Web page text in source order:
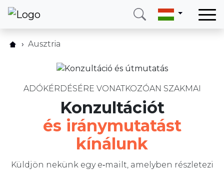
Rólunk
Kapcsolat
Hívjon Bejelentkezés
Hogyan működik?
GYIK
Ausztria
ADÓKÉRDÉSÉRE VONATKOZÓAN SZAKMAI
Konzultációt
és iránymutatást
kínálunk
Küldjön nekünk egy e‑mailt, amelyben részletezi